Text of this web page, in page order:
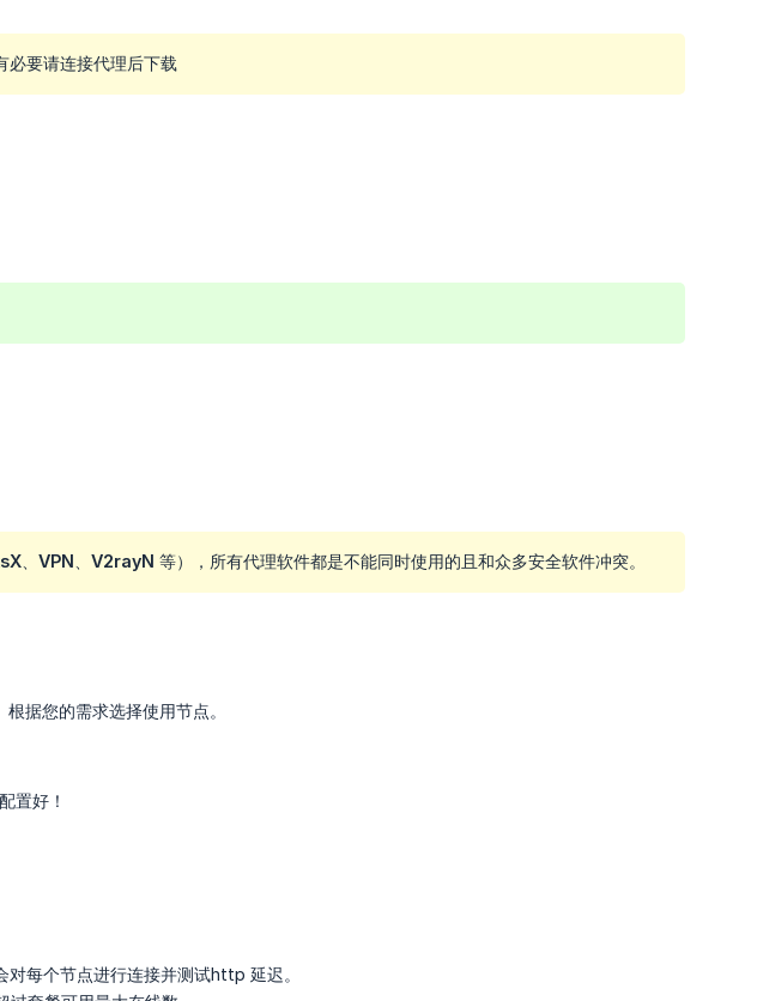
必要请连接代理后下载
VPN、V2rayN 等），所有代理软件都是不能同时使用的且和众多安全软件冲突。
据您的需求选择使用节点。
置好！
每个节点进行连接并测试http 延迟。